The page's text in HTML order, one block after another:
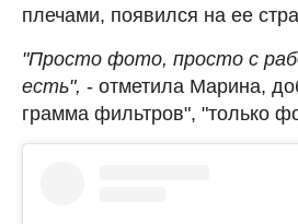
плечами, появился на ее
"Просто фото, просто с
есть", - отметила Марина,
грамма фильтров", "только